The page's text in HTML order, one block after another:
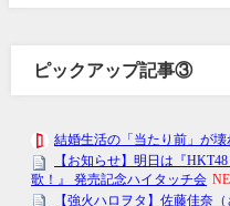
ピックアップ記事③